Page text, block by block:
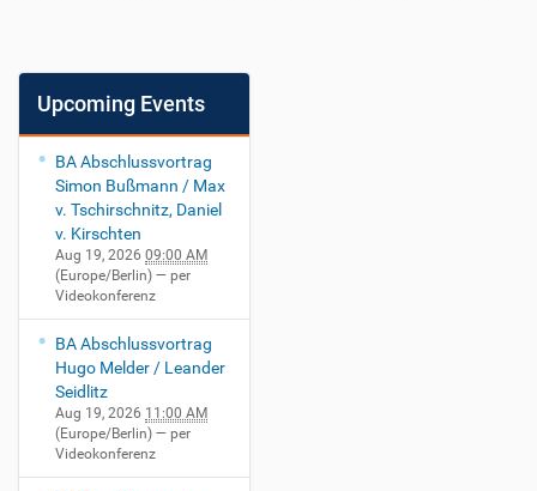
Upcoming Events
BA Abschlussvortrag
Simon Bußmann / Max
v. Tschirschnitz, Daniel
v. Kirschten
Aug 19, 2026 09:00 AM
(Europe/Berlin) — per
Videokonferenz
BA Abschlussvortrag
Hugo Melder / Leander
Seidlitz
Aug 19, 2026 11:00 AM
(Europe/Berlin) — per
Videokonferenz